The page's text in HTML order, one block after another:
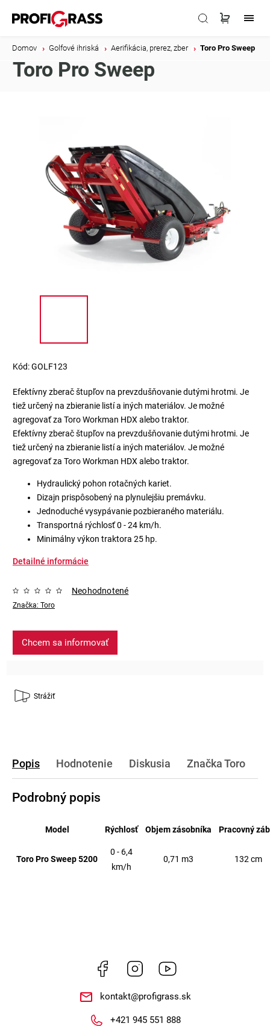
Domov Golfové ihriská Aerifikácia, prerez, zber Toro Pro Sweep
Toro Pro Sweep
Kód:GOLF123
Efektívny zberač štupľov na prevzdušňovanie dutými hrotmi. Je
tiež určený na zbieranie listí a iných materiálov. Je možné
agregovať za Toro Workman HDX alebo traktor.
Efektívny zberač štupľov na prevzdušňovanie dutými hrotmi. Je
tiež určený na zbieranie listí a iných materiálov. Je možné
agregovať za Toro Workman HDX alebo traktor.
Hydraulický pohon rotačných kariet.
Dizajn prispôsobený na plynulejšiu premávku.
Jednoduché vysypávanie pozbieraného materiálu.
Transportná rýchlosť 0 - 24 km/h.
Minimálny výkon traktora 25 hp.
Detailné informácie
Značka: Toro
Neohodnotené
Chcem sa informovať
Strážiť
Popis Hodnotenie Diskusia ZnačkaToro
Podrobný popis
Model Rýchlosť Objem zásobníka Pracovný
Toro Pro Sweep 5200
0 - 6,4
km/h
0,71 m3 132 cm
Facebook Instagram
kontakt@profigrass.sk
+421 945 551 888